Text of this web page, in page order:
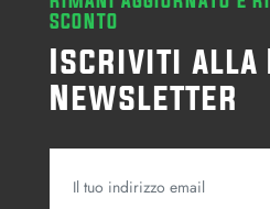
SCONTO
Iscriviti alla
Newsletter